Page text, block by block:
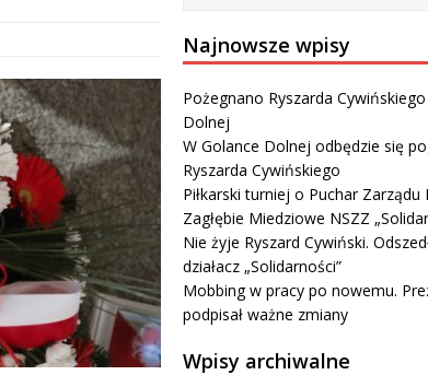
Najnowsze wpisy
Pożegnano Ryszarda
Dolnej
W Golance Dolnej odbędzie się
Ryszarda Cywińskiego
Piłkarski turniej o Puchar Zarządu
Zagłębie Miedziowe NSZZ
Nie żyje Ryszard Cywiński.
działacz „Solidarności”
Mobbing w pracy po nowemu.
podpisał ważne zmiany
Wpisy archiwalne